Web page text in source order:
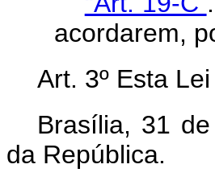
acordarem,
Art. 3º Esta
Brasília, 31
da República.